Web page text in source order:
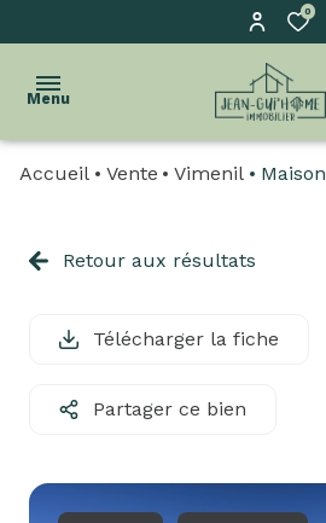
0
Menu
l'agence
biens
Accueil Vente Vimenil Maison
Retour aux résultats
Télécharger la fiche
Partager ce bien